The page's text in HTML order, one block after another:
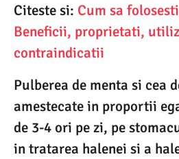
Citeste si: Cum sa
Beneficii, proprietati,
contraindicatii
Pulberea de menta si cea
amestecate in proportii
de 3-4 ori pe zi, pe
in tratarea halenei si a